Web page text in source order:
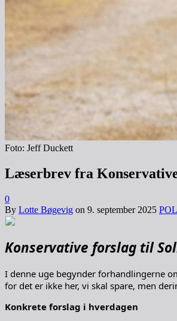
Foto: Jeff Duckett
Læserbrev fra
0
By Lotte Bøgevig on 9. september 2025
Konservative forslag til
I denne uge begynder forhandlingerne
for det er ikke her, vi skal spare, men
Konkrete forslag i hverdagen